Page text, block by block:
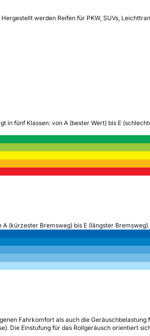
werden Reifen für PKW, SUVs,
in fünf Klassen: von A (bester Wert) bis E
A (kürzester Bremsweg) bis E (längster
Fahrkomfort als auch die
Die Einstufung für das Rollgeräusch orientiert